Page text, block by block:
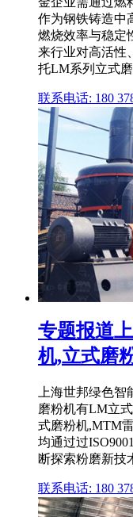
作为钢铁铸造中
燃烧效率与稳定
来行业对高活性
托LM系列立式
联系电话: 180
专题报道
机,立式磨
上海世邦绿色
磨粉机有LM立
式磨粉机,MTM
均通过过
断探索粉磨新技
联系电话: 180